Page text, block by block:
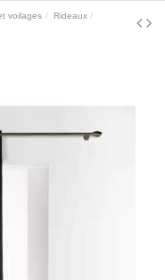
voilages
Rideaux